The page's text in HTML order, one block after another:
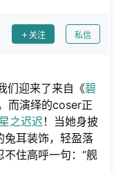
关注 私信
们迎来了来自《碧
而演绎的coser正
星之迟迟！当她身披
兔耳装饰，轻盈落
住高呼一句：“舰